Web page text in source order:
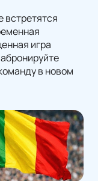
встретятся
игра
в новом